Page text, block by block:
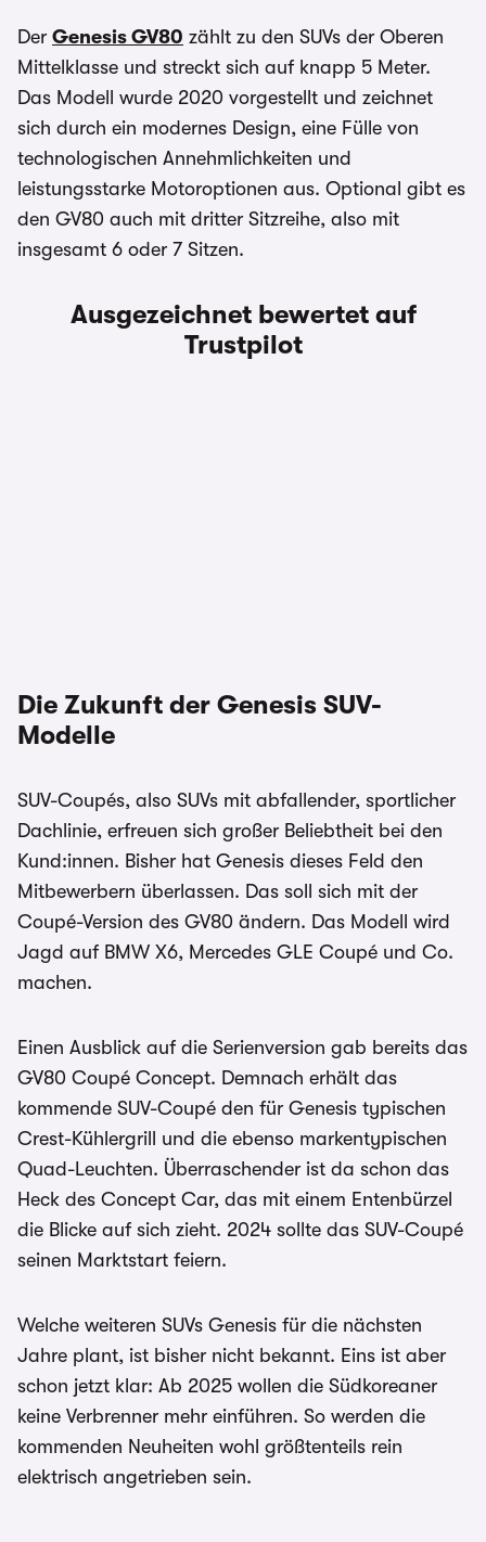
Der Genesis GV80 zählt zu den SUVs der Oberen
Mittelklasse und streckt sich auf knapp 5 Meter.
Das Modell wurde 2020 vorgestellt und zeichnet
sich durch ein modernes Design, eine Fülle von
technologischen Annehmlichkeiten und
leistungsstarke Motoroptionen aus. Optional gibt es
den GV80 auch mit dritter Sitzreihe, also mit
insgesamt 6 oder 7 Sitzen.
Ausgezeichnet bewertet auf
Trustpilot
Die Zukunft der Genesis SUV-
Modelle
SUV-Coupés, also SUVs mit abfallender, sportlicher
Dachlinie, erfreuen sich großer Beliebtheit bei den
Kund:innen. Bisher hat Genesis dieses Feld den
Mitbewerbern überlassen. Das soll sich mit der
Coupé-Version des GV80 ändern. Das Modell wird
Jagd auf BMW X6, Mercedes GLE Coupé und Co.
machen.
Einen Ausblick auf die Serienversion gab bereits das
GV80 Coupé Concept. Demnach erhält das
kommende SUV-Coupé den für Genesis typischen
Crest-Kühlergrill und die ebenso markentypischen
Quad-Leuchten. Überraschender ist da schon das
Heck des Concept Car, das mit einem Entenbürzel
die Blicke auf sich zieht. 2024 sollte das SUV-Coupé
seinen Marktstart feiern.
Welche weiteren SUVs Genesis für die nächsten
Jahre plant, ist bisher nicht bekannt. Eins ist aber
schon jetzt klar: Ab 2025 wollen die Südkoreaner
keine Verbrenner mehr einführen. So werden die
kommenden Neuheiten wohl größtenteils rein
elektrisch angetrieben sein.